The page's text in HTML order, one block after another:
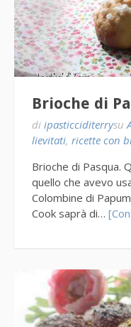
Brioche di
di ipasticciditerrysu
lievitati, ricette con
Brioche di Pasqua.
quello che avevo
Colombine di
Cook saprà di…